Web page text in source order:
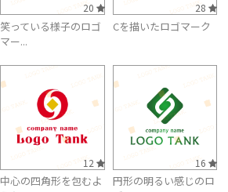
20
笑っている様子のロゴ
マー...
28
Cを描いたロゴマーク
12
中心の四角形を包むよ
16
円形の明るい感じのロ